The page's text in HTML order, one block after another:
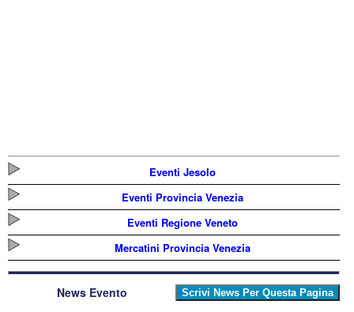
Eventi Jesolo
Eventi Provincia Venezia
Eventi Regione Veneto
Mercatini Provincia Venezia
News Evento